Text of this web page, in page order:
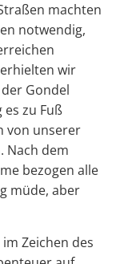
machten
notwendig,
wir
Gondel
zu Fuß
von unserer
Nach dem
bezogen alle
müde, aber
Zeichen des